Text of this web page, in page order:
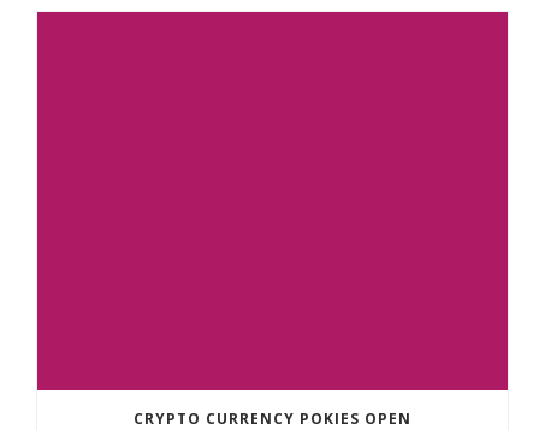
CRYPTO CURRENCY POKIES OPEN